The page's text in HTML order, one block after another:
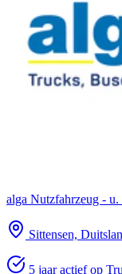
alga Nutzfahrzeug -
Sittensen,
5 jaar actief op